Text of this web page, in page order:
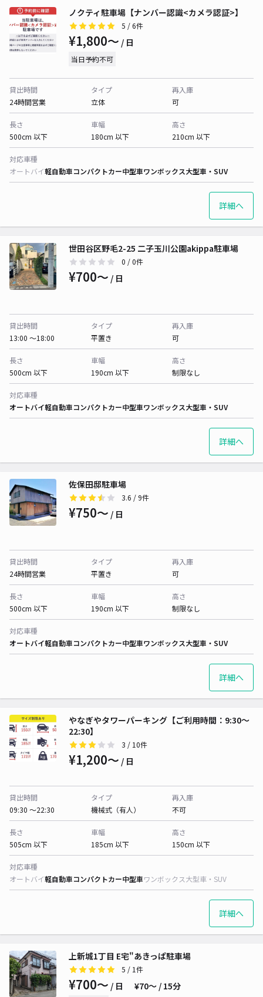
ノクティ駐車場【ナンバー認識<カメラ認証>】
5 / 6件
¥1,800〜 / 日
当日予約不可
貸出時間
24時間営業
タイプ
立体
再入庫
可
長さ
500cm 以下
車幅
180cm 以下
高さ
210cm 以下
対応車種
オートバイ軽自動車コンパクトカー中型車ワンボックス大型車・SUV
詳細へ
世田谷区野毛2-25 二子玉川公園akippa駐車場
0 / 0件
¥700〜 / 日
貸出時間
13:00 〜18:00
タイプ
平置き
再入庫
可
長さ
500cm 以下
車幅
190cm 以下
高さ
制限なし
対応車種
オートバイ軽自動車コンパクトカー中型車ワンボックス大型車・SUV
詳細へ
佐保田邸駐車場
3.6 / 9件
¥750〜 / 日
貸出時間
24時間営業
タイプ
平置き
再入庫
可
長さ
500cm 以下
車幅
190cm 以下
高さ
制限なし
対応車種
オートバイ軽自動車コンパクトカー中型車ワンボックス大型車・SUV
詳細へ
やなぎやタワーパーキング【ご利用時間：9:30～
22:30】
3 / 10件
¥1,200〜 / 日
貸出時間
09:30 〜22:30
タイプ
機械式（有人）
再入庫
不可
長さ
505cm 以下
車幅
185cm 以下
高さ
150cm 以下
対応車種
オートバイ軽自動車コンパクトカー中型車ワンボックス大型車・SUV
詳細へ
上新城1丁目 E宅"あきっぱ駐車場
5 / 1件
¥700〜 / 日 ¥70〜 / 15分